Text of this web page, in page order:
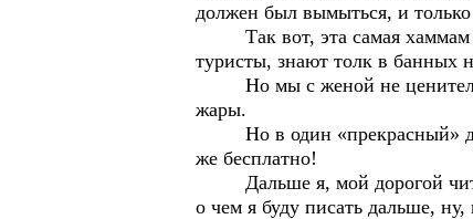
должен был вымыться, и
Так вот, эта самая хаммам и
туристы, знают толк в банных
Но мы с женой не ценители
жары.
Но в один «прекрасный»
же бесплатно!
Дальше я, мой дорогой
о чем я буду писать дальше, ну,